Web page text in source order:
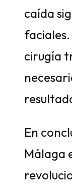
caída
faciales.
cirugía
En
Málaga